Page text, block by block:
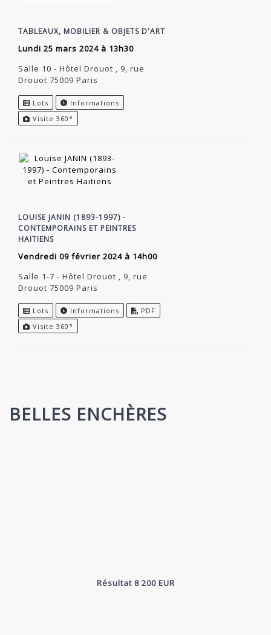
TABLEAUX, MOBILIER & OBJETS D'ART
lundi 25 mars 2024 à 13h30
Salle 10 - Hôtel Drouot , 9, rue
Drouot 75009 Paris
Lots
Informations
Visite 360°
LOUISE JANIN (1893-1997) -
CONTEMPORAINS ET PEINTRES
HAITIENS
vendredi 09 février 2024 à 14h00
Salle 1-7 - Hôtel Drouot , 9, rue
Drouot 75009 Paris
Lots Informations
PDF
Visite 360°
BELLES ENCHÈRES
Résultat 8 200 EUR